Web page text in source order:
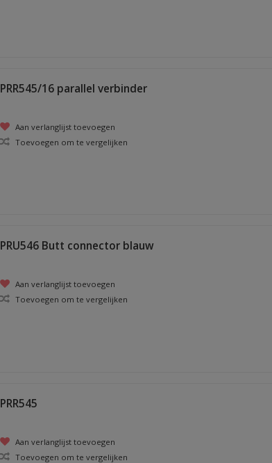
PRR545/16 parallel verbinder
Aan verlanglijst toevoegen
Toevoegen om te vergelijken
PRU546 Butt connector blauw
Aan verlanglijst toevoegen
Toevoegen om te vergelijken
PRR545
Aan verlanglijst toevoegen
Toevoegen om te vergelijken